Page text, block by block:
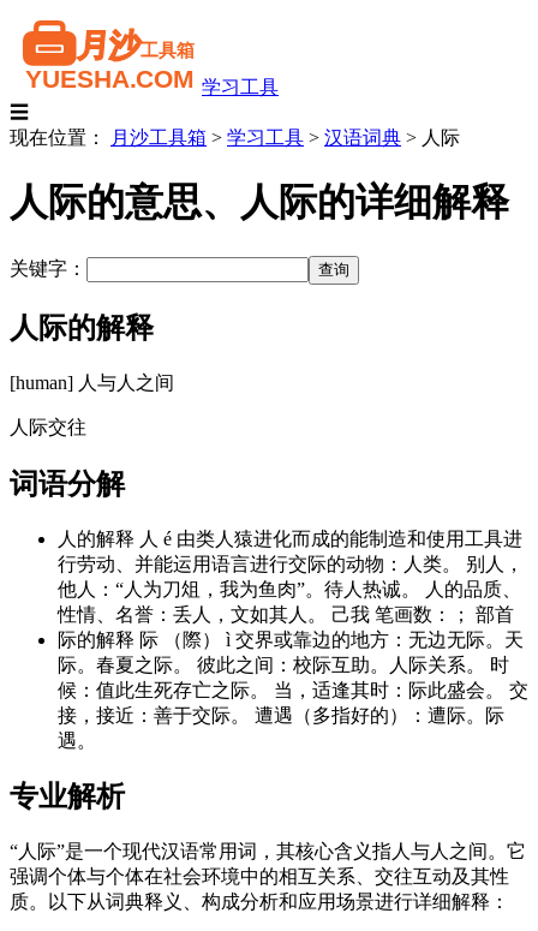
学习工具
☰
现在位置：
月沙工具箱 > 学习工具 > 汉语词典 > 人际
人际的意思、人际的详细解释
关键字：
人际的解释
[human] 人与人之间
人际交往
词语分解
人的解释 人 é 由类人猿进化而成的能制造和使用工具进
行劳动、并能运用语言进行交际的动物：人类。 别人，
他人：“人为刀俎，我为鱼肉”。待人热诚。 人的品质、
性情、名誉：丢人，文如其人。 己我 笔画数：； 部首
际的解释 际 （際） ì 交界或靠边的地方：无边无际。天
际。春夏之际。 彼此之间：校际互助。人际关系。 时
候：值此生死存亡之际。 当，适逢其时：际此盛会。 交
接，接近：善于交际。 遭遇（多指好的）：遭际。际
遇。
专业解析
“人际”是一个现代汉语常用词，其核心含义指人与人之间。它
强调个体与个体在社会环境中的相互关系、交往互动及其性
质。以下从词典释义、构成分析和应用场景进行详细解释：